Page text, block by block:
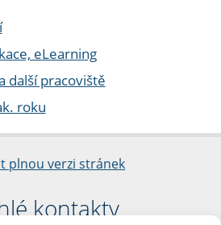
eLearning
další pracoviště
roku
plnou verzi stránek
kontakty